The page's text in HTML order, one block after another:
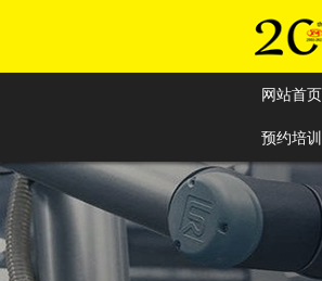
网站首页
预约培训